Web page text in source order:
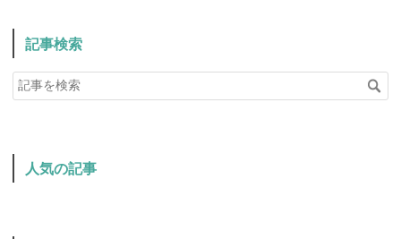
記事検索
人気の記事